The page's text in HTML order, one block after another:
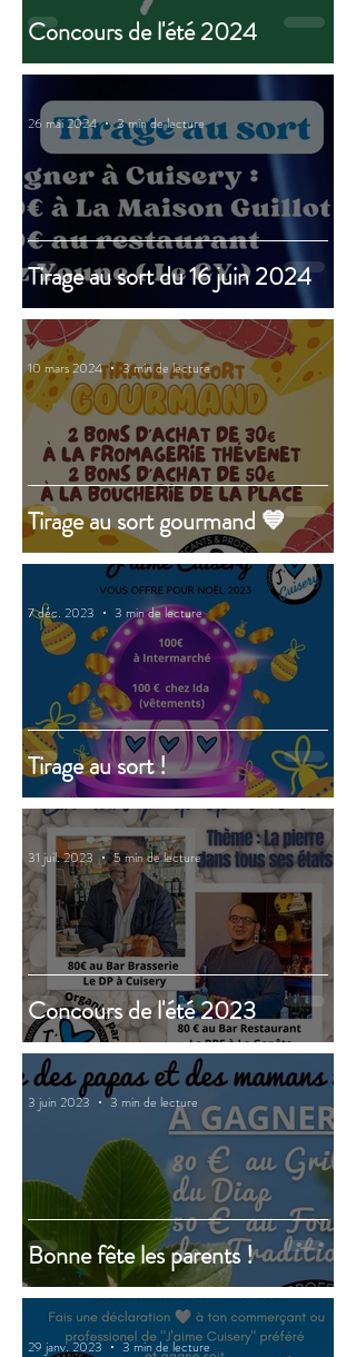
Concours de l'été 2024
Tirage au sort du 16 juin 2024
26 mai 2024 3 min de lecture
Tirage au sort gourmand 💙
10 mars 2024 3 min de lecture
Tirage au sort !
7 déc. 2023 3 min de lecture
Concours de l'été 2023
31 juil. 2023 5 min de lecture
Bonne fête les parents !
3 juin 2023 3 min de lecture
29 janv. 2023 3 min de lecture